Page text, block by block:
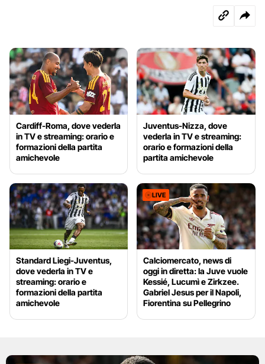
Cardiff-Roma, dove vederla
in TV e streaming: orario e
formazioni della partita
amichevole
Juventus-Nizza, dove
vederla in TV e streaming:
orario e formazioni della
partita amichevole
Standard Liegi-Juventus,
dove vederla in TV e
streaming: orario e
formazioni della partita
amichevole
LIVE
Calciomercato, news di
oggi in diretta: la Juve vuole
Kessié, Lucumì e Zirkzee.
Gabriel Jesus per il Napoli,
Fiorentina su Pellegrino